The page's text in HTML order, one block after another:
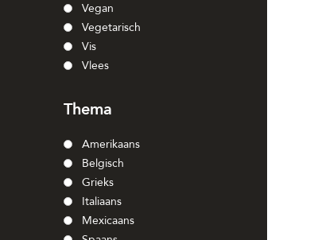
Vegan
Vegetarisch
Vis
Vlees
Thema
Amerikaans
Belgisch
Grieks
Italiaans
Mexicaans